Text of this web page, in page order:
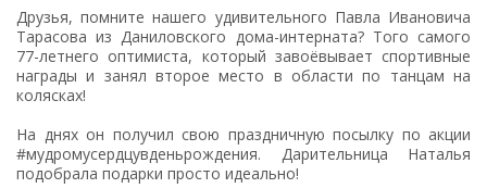
Друзья, помните нашего удивительного Павла Ивановича
Тарасова из Даниловского дома-интерната? Того самого
77-летнего оптимиста, который завоёвывает спортивные
награды и занял второе место в области по танцам на
колясках!
На днях он получил свою праздничную посылку по акции
#мудромусердцувденьрождения. Дарительница Наталья
подобрала подарки просто идеально!